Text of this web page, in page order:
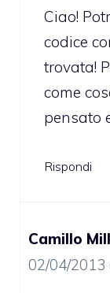
Ciao!
codice
trovata!
come
pensato
Rispondi
Camillo
02/04/2013